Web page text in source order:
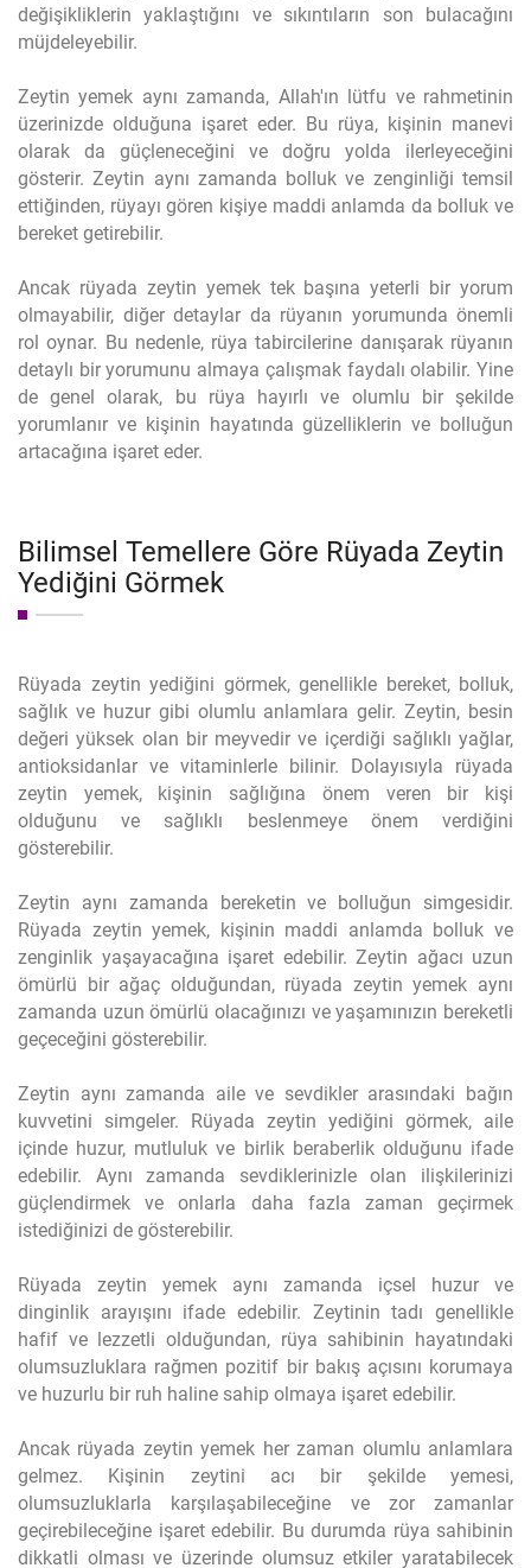
değişikliklerin yaklaştığını ve sıkıntıların son bulacağını
müjdeleyebilir.
Zeytin yemek aynı zamanda, Allah'ın lütfu ve rahmetinin
üzerinizde olduğuna işaret eder. Bu rüya, kişinin manevi
olarak da güçleneceğini ve doğru yolda ilerleyeceğini
gösterir. Zeytin aynı zamanda bolluk ve zenginliği temsil
ettiğinden, rüyayı gören kişiye maddi anlamda da bolluk ve
bereket getirebilir.
Ancak rüyada zeytin yemek tek başına yeterli bir yorum
olmayabilir, diğer detaylar da rüyanın yorumunda önemli
rol oynar. Bu nedenle, rüya tabircilerine danışarak rüyanın
detaylı bir yorumunu almaya çalışmak faydalı olabilir. Yine
de genel olarak, bu rüya hayırlı ve olumlu bir şekilde
yorumlanır ve kişinin hayatında güzelliklerin ve bolluğun
artacağına işaret eder.
Bilimsel Temellere Göre Rüyada Zeytin
Yediğini Görmek
Rüyada zeytin yediğini görmek, genellikle bereket, bolluk,
sağlık ve huzur gibi olumlu anlamlara gelir. Zeytin, besin
değeri yüksek olan bir meyvedir ve içerdiği sağlıklı yağlar,
antioksidanlar ve vitaminlerle bilinir. Dolayısıyla rüyada
zeytin yemek, kişinin sağlığına önem veren bir kişi
olduğunu ve sağlıklı beslenmeye önem verdiğini
gösterebilir.
Zeytin aynı zamanda bereketin ve bolluğun simgesidir.
Rüyada zeytin yemek, kişinin maddi anlamda bolluk ve
zenginlik yaşayacağına işaret edebilir. Zeytin ağacı uzun
ömürlü bir ağaç olduğundan, rüyada zeytin yemek aynı
zamanda uzun ömürlü olacağınızı ve yaşamınızın bereketli
geçeceğini gösterebilir.
Zeytin aynı zamanda aile ve sevdikler arasındaki bağın
kuvvetini simgeler. Rüyada zeytin yediğini görmek, aile
içinde huzur, mutluluk ve birlik beraberlik olduğunu ifade
edebilir. Aynı zamanda sevdiklerinizle olan ilişkilerinizi
güçlendirmek ve onlarla daha fazla zaman geçirmek
istediğinizi de gösterebilir.
Rüyada zeytin yemek aynı zamanda içsel huzur ve
dinginlik arayışını ifade edebilir. Zeytinin tadı genellikle
hafif ve lezzetli olduğundan, rüya sahibinin hayatındaki
olumsuzluklara rağmen pozitif bir bakış açısını korumaya
ve huzurlu bir ruh haline sahip olmaya işaret edebilir.
Ancak rüyada zeytin yemek her zaman olumlu anlamlara
gelmez. Kişinin zeytini acı bir şekilde yemesi,
olumsuzluklarla karşılaşabileceğine ve zor zamanlar
geçirebileceğine işaret edebilir. Bu durumda rüya sahibinin
dikkatli olması ve üzerinde olumsuz etkiler yaratabilecek